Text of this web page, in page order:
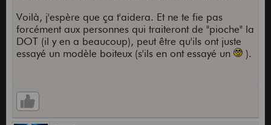
Voilà, j'espère que ça t'aidera. Et ne te fie pas
forcément aux personnes qui traiteront de "pioche" la
DOT (il y en a beaucoup), peut être qu'ils ont juste
essayé un modèle boiteux (s'ils en ont essayé un
).